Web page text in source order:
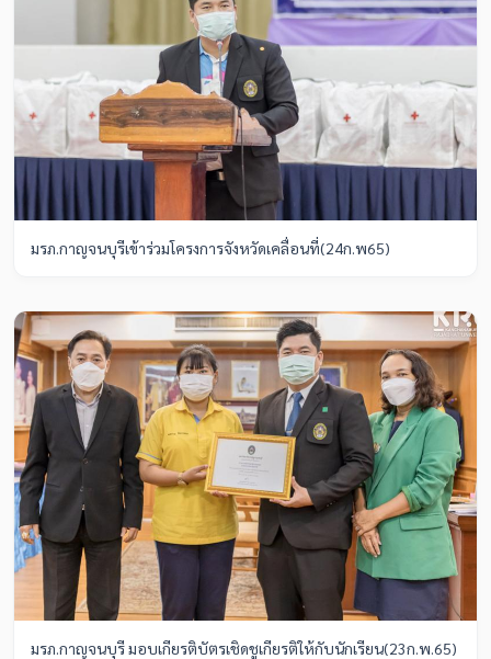
มรภ.กาญจนบุรีเข้าร่วมโครงการจังหวัดเคลื่อนที่(24ก.พ65)
มรภ.กาญจนบุรี มอบเกียรติบัตรเชิดชูเกียรติให้กับนักเรียน(23ก.พ.65)